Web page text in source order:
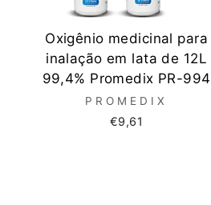
Oxigênio medicinal para
inalação em lata de 12L
99,4% Promedix PR-994
PROMEDIX
€9,61